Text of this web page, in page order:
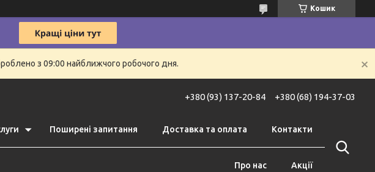
Кошик
з 09:00 найближчого робочого дня.
+380 (93) 137-20-84 +380 (68) 194-37-03
Поширені запитання Доставка та оплата Контакти
Про нас Акції